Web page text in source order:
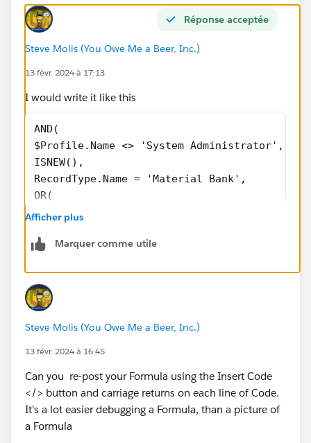
Réponse acceptée
Steve Molis (You Owe Me a Beer, Inc.)
13 févr. 2024 à 17:13
I would write it like this
AND(
$Profile.Name <> 'System Administrator',
ISNEW(),
RecordType.Name = 'Material Bank',
OR(
Afficher plus
Marquer comme utile
Steve Molis (You Owe Me a Beer, Inc.)
13 févr. 2024 à 16:45
Can you re-post your Formula using the Insert Code
</> button and carriage returns on each line of Code.
It's a lot easier debugging a Formula, than a picture of
a Formula